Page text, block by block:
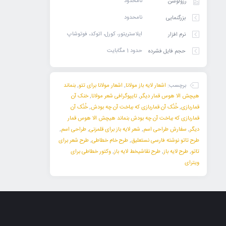
بزرگنمایی
نامحدود
نرم افزار
ایلاستریتور، کورل، اتوکد، فوتوشاپ
حجم فایل فشرده
حدود 1 مگابایت
برچسب: اشعار لایه باز مولانا, اشعار مولانا برای تتو,بنماند
هیچش الا هوس قمار دیگر,تایپوگرافی شعر مولانا,خنک آن
قماربازی,خُنُک آن قماربازی که بباخت آن چه بودش,خُنُک آن
قماربازی که بباخت آن چه بودش بنماند هیچش الا هوس قمار
دیگر, سفارش طراحی اسم, شعر لایه باز برای قلمزنی,طراحی اسم,
طرح تاتو نوشته فارسی نستعلیق,طرح خام خطاطی,طرح شعر برای
تاتو,طرح لایه باز,طرح نقاشیخط لایه باز,وکتور خطاطی برای
ویترای